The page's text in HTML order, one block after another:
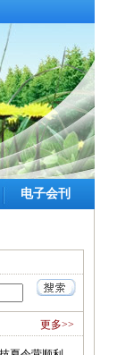
电子会刊
更多>>